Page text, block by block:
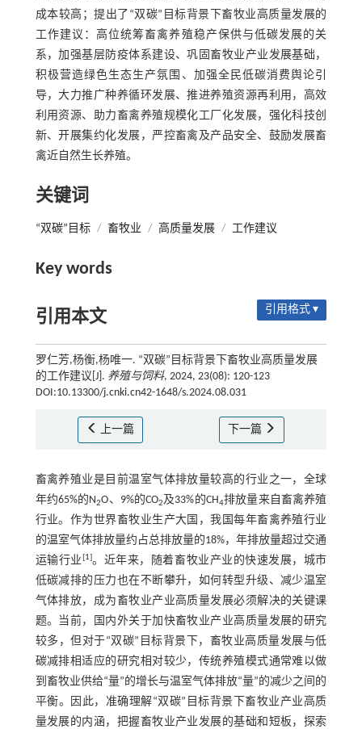
成本较高；提出了“双碳”目标背景下畜牧业高质量发展的
工作建议：高位统筹畜禽养殖稳产保供与低碳发展的关
系，加强基层防疫体系建设、巩固畜牧业产业发展基础，
积极营造绿色生态生产氛围、加强全民低碳消费舆论引
导，大力推广种养循环发展、推进养殖资源再利用，高效
利用资源、助力畜禽养殖规模化工厂化发展，强化科技创
新、开展集约化发展，严控畜禽及产品安全、鼓励发展畜
禽近自然生长养殖。
关键词
“双碳”目标 / 畜牧业 / 高质量发展 / 工作建议
Key words
引用本文 引用格式 ▾
罗仁芳,杨衡,杨唯一. “双碳”目标背景下畜牧业高质量发展
的工作建议[J]. 养殖与饲料, 2024, 23(08): 120-123
DOI:10.13300/j.cnki.cn42-1648/s.2024.08.031
上一篇 下一篇
畜禽养殖业是目前温室气体排放量较高的行业之一，全球
年约65%的N2O、9%的CO2及33%的CH4排放量来自畜禽养殖
行业。作为世界畜牧业生产大国，我国每年畜禽养殖行业
的温室气体排放量约占总排放量的18%，年排放量超过交通
运输行业[1]。近年来，随着畜牧业产业的快速发展，城市
低碳减排的压力也在不断攀升，如何转型升级、减少温室
气体排放，成为畜牧业产业高质量发展必须解决的关键课
题。当前，国内外关于加快畜牧业产业高质量发展的研究
较多，但对于“双碳”目标背景下，畜牧业高质量发展与低
碳减排相适应的研究相对较少，传统养殖模式通常难以做
到畜牧业供给“量”的增长与温室气体排放“量”的减少之间的
平衡。因此，准确理解“双碳”目标背景下畜牧业产业高质
量发展的内涵，把握畜牧业产业发展的基础和短板，探索